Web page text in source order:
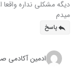
میدم
پاسخ
ادمین آکادمی